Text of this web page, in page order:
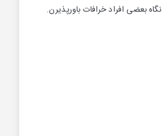
بعضی افراد خرافات باورپذیرن.